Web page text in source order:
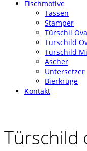
Fischmotive
Tassen
Stamper
Türschil
Türschild
Türschild
Ascher
Untersetzer
Bierkrüge
Kontakt
Türschild